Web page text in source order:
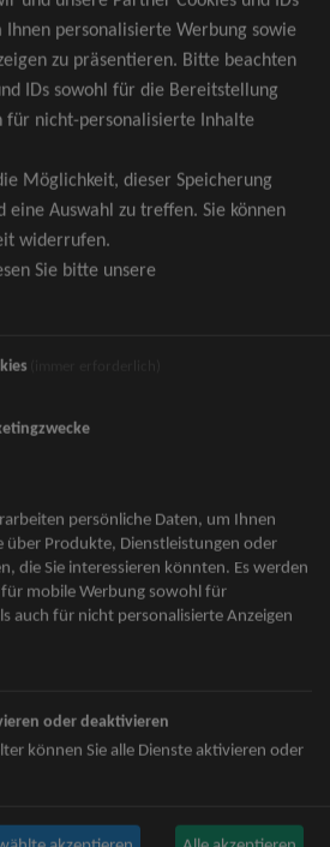
personalisierte Werbung sowie
zu präsentieren. Bitte beachten
IDs sowohl für die Bereitstellung
für nicht-personalisierte Inhalte
Möglichkeit, dieser Speicherung
eine Auswahl zu treffen. Sie können
widerrufen.
Sie bitte unsere
persönliche Daten, um Ihnen
über Produkte, Dienstleistungen oder
die Sie interessieren könnten. Es werden
für mobile Werbung sowohl für
auch für nicht personalisierte Anzeigen
oder deaktivieren
können Sie alle Dienste aktivieren oder